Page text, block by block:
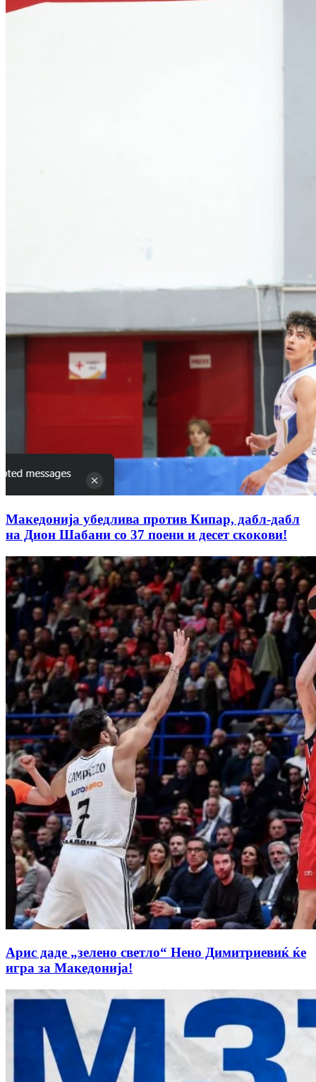
Македонија убедлива против Кипар, дабл-дабл
на Дион Шабани со 37 поени и десет скокови!
Арис даде „зелено светло“ Нено Димитриевиќ ќе
игра за Македонија!